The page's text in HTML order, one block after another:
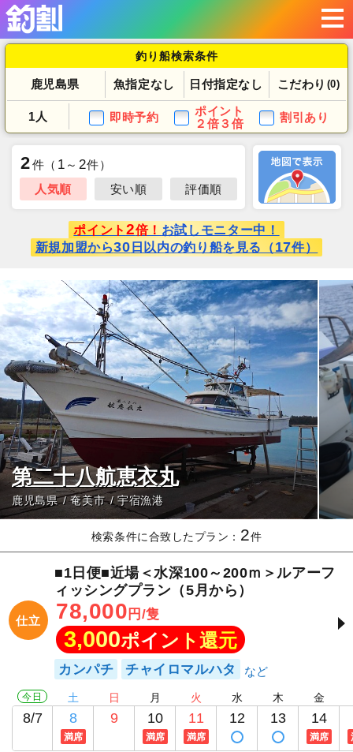
釣り船検索条件
鹿児島県 魚指定なし 日付指定なし こだわり (0)
1人 即時予約
ポイント
２倍３倍
割引あり
2件 （ 1 ～ 2件）
人気順
安い順 評価順
ポイント 2倍！ お試しモニター中！
新規加盟から30 日以内の釣り船を見る（17件）
第二十八航恵衣丸
鹿児島県 奄美市 宇宿漁港
検索条件に合致したプラン： 2件
仕立
■1日便■近場＜水深100～200ｍ＞ルアーフ
ィッシングプラン（5月から）
78,000 円/隻
3,000ポイント還元
カンパチ チャイロマルハタ
今日
8/7
土
8
満席
日
9
月
10
満席
火
11
満席
水
12
木
13
金
14
満席